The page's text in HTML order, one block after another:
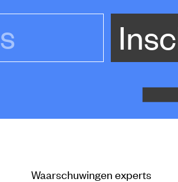
Waarschuwingen experts